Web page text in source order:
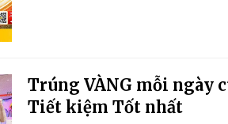
Trúng VÀNG mỗi ngày
Tiết kiệm Tốt nhất